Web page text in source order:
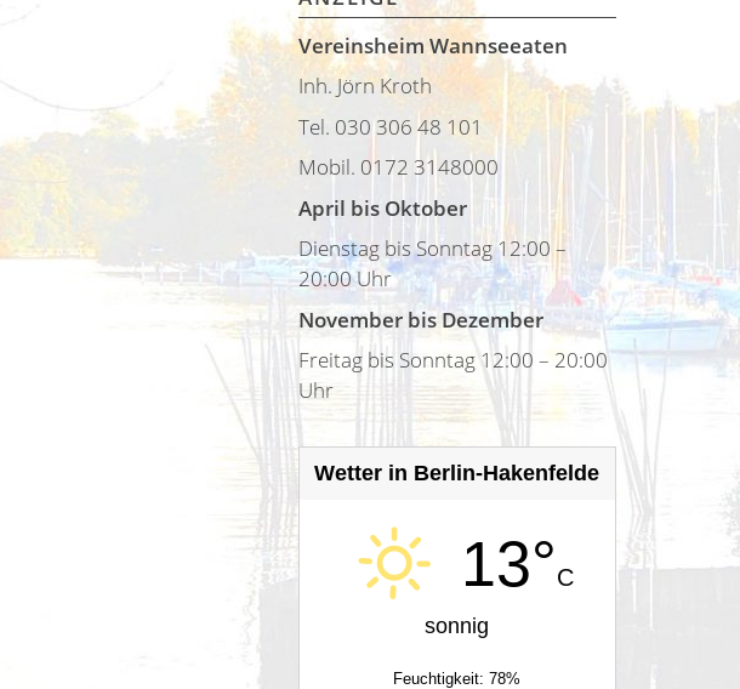
Vereinsheim Wannseeaten
Inh. Jörn Kroth
Tel. 030 306 48 101
Mobil. 0172 3148000
April bis Oktober
Dienstag bis Sonntag 12:00 –
20:00 Uhr
November bis Dezember
Freitag bis Sonntag 12:00 – 20:00
Uhr
Wetter in Berlin-Hakenfelde
13°C
sonnig
Feuchtigkeit: 78%